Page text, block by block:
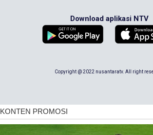
Download aplikasi NTV
Copyright @ 2022 nusantaratv. All right